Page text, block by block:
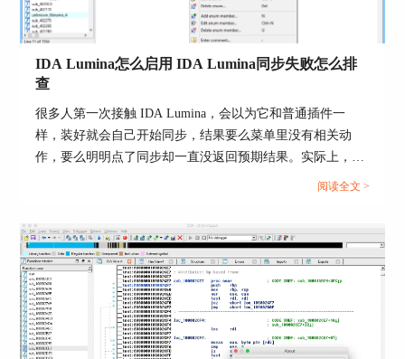
6、遇到加壳或强保护先换成可分析版本
若入口点看起来像一段解包壳或异常短小跳转，静
态视图里可能看不到真实初始化逻辑，此时更稳的
做法是获取未加壳或带符号的构建版本用于排障与
审计，避免在壳代码里消耗时间。
三、IDA Pro入口与导出定位后的复核动作
续追踪是否会跑偏。建议用一套固定检查把地址、
段。
1、用IDA Pro的模块与导入视图确认依赖边界
打开Imports和Modules相关视图，确认导入的关键
库与调用的关键API是否符合预期，若出现同名库
来自不同路径的迹象，先把边界查清再继续追。
IDA Lumina怎么启用 IDA Lumina同步失败怎么排
查
很多人第一次接触 IDA Lumina，会以为它和普通插件一
样，装好就会自己开始同步，结果要么菜单里没有相关动
作，要么明明点了同步却一直没返回预期结果。实际上，
Lumina这一套功能分成客户端启用、服务器选择、自动拉取
同步失败。Hex-Rays 目前的官方文档也把这几层拆得很清
楚，公共服务器和私有服务器的配置方式不同，自动同步发
生在初始自动分析结束后，手动同步则要从【Lumina】菜单
单独触发。...
阅读全文 >